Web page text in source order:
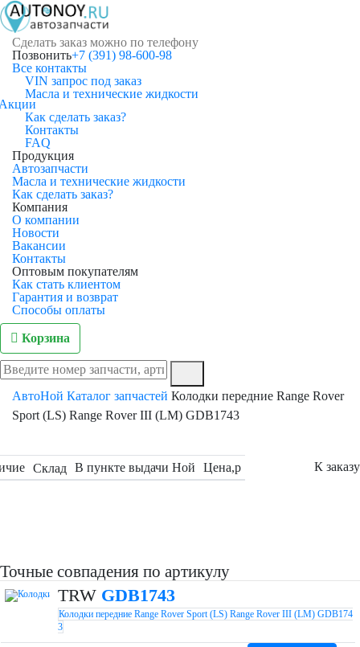
Сделать заказ можно по телефону
Позвонить+7 (391) 98-600-98
Все контакты
VIN запрос под заказ
Масла и технические жидкости
Как сделать заказ?
Контакты
FAQ
Продукция
Автозапчасти
Масла и технические жидкости
Как сделать заказ?
Компания
О компании
Новости
Вакансии
Контакты
Оптовым покупателям
Как стать клиентом
Гарантия и возврат
Способы оплаты
Корзина
АвтоНой Каталог запчастей Колодки передние Range Rover
Sport (LS) Range Rover III (LM) GDB1743
Склад В пункте выдачи Ной Цена,p К заказу
Точные совпадения по артикулу
TRW GDB1743
Колодки передние Range Rover Sport (LS) Range Rover III (LM) GDB174
3